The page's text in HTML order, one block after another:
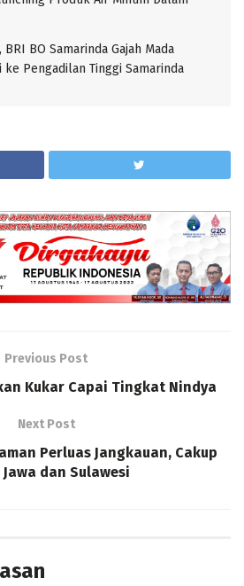
BO Samarinda Gajah Mada
Pengadilan Tinggi Samarinda
Previous Post
Kukar Capai Tingkat Nindya
Next Post
Perluas Jangkauan, Cakup
Jawa dan Sulawesi